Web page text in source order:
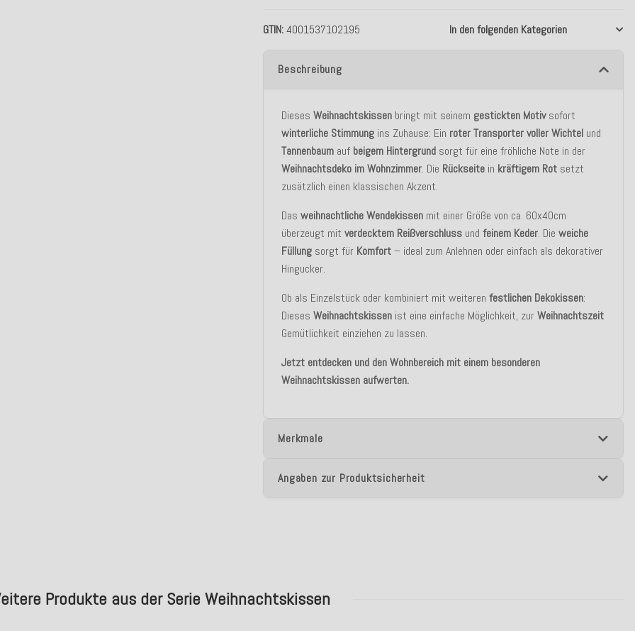
GTIN 4001537102195 In den folgenden Kategorien
Beschreibung
DiesesWeihnachtskissen bringt mit seinem gestickten Motivsofort
winterliche Stimmung ins Zuhause: Ein roter Transporter voller Wichtel und
Tannenbaum auf beigem Hintergrund sorgt für eine fröhliche Note in der
Weihnachtsdeko im Wohnzimmer. Die Rückseite in kräftigem Rot setzt
zusätzlich einen klassischen Akzent.
DasweihnachtlicheWendekissen mit einer Größe von ca. 60x40cm
überzeugt mitverdecktem Reißverschluss undfeinem Keder. Dieweiche
Füllung sorgt für Komfort– ideal zum Anlehnen oder einfach als dekorativer
Hingucker.
Ob als Einzelstück oder kombiniert mit weiterenfestlichen Dekokissen:
DiesesWeihnachtskissen ist eine einfache Möglichkeit, zurWeihnachtszeit
Gemütlichkeit einziehen zu lassen.
Jetzt entdecken und den Wohnbereich mit einem besonderen
Weihnachtskissen aufwerten.
Merkmale
Angaben zur Produktsicherheit
Produkte aus der Serie Weihnachtskissen